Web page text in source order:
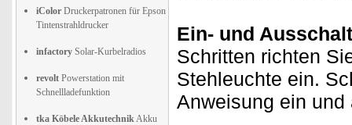
iColor Druckerpatronen für Epson
Tintenstrahldrucker
infactory Solar-Kurbelradios
revolt Powerstation mit
Schnellladefunktion
tka Köbele AkkutechnikAkku
Ein- und
Schritten richten
Stehleuchte ein.
Anweisung ein